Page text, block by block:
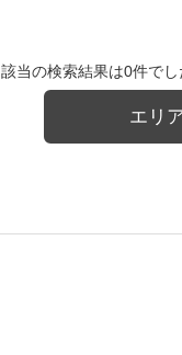
該当の検索結果は0件でし
エリ